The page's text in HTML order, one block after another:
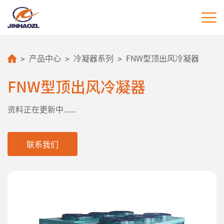
> 产品中心 > 冷凝器系列 > FNW型顶出风冷凝器
FNW型顶出风冷凝器
资料正在更新中......
联系我们